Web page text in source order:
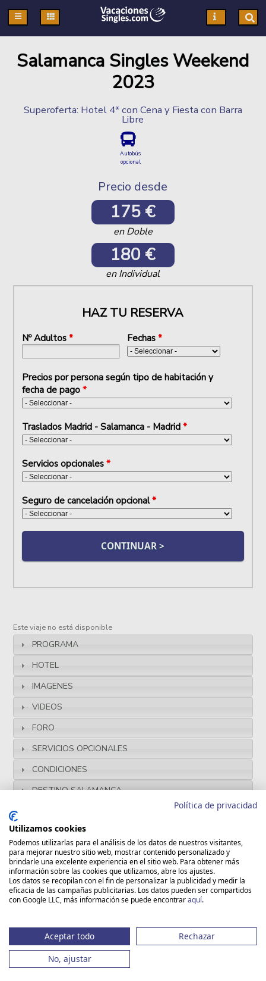
Salamanca Singles Weekend
2023
Superoferta: Hotel 4* con Cena y Fiesta con Barra
Libre
Autobús
opcional
Precio desde
175 €
en Doble
180 €
en Individual
HAZ TU RESERVA
Nº Adultos* Fechas*
Precios por persona según tipo de habitación y
fecha de pago*
Traslados Madrid - Salamanca - Madrid*
Servicios opcionales*
Seguro de cancelación opcional*
Este viaje no está disponible
PROGRAMA
HOTEL
IMAGENES
VIDEOS
FORO
SERVICIOS OPCIONALES
CONDICIONES
DESTINO SALAMANCA
Los mejores Viajes para Solteros y Solteras
están en Vacaciones Singles
Política de privacidad
Utilizamos cookies
Podemos utilizarlas para el análisis de los datos de nuestros visitantes,
para mejorar nuestro sitio web, mostrar contenido personalizado y
brindarle una excelente experiencia en el sitio web. Para obtener más
información sobre las cookies que utilizamos, abre los ajustes.
Los datos se recopilan con el fin de personalizar la publicidad y medir la
eficacia de las campañas publicitarias. Los datos pueden ser compartidos
con Google LLC, más información se puede encontraraquí.
Aceptar todo
Rechazar
No, ajustar